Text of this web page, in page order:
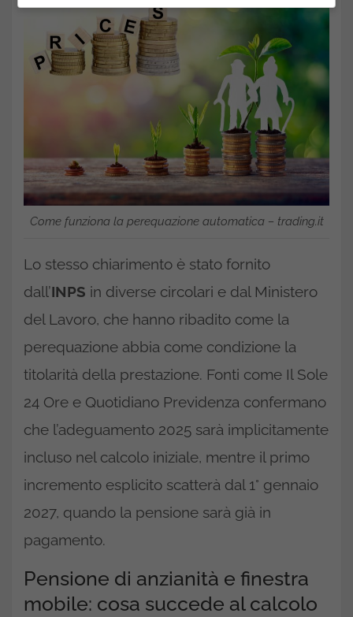
Come funziona la perequazione automatica – trading.it
Lo stesso chiarimento è stato fornito
dall’INPS in diverse circolari e dal Ministero
del Lavoro, che hanno ribadito come la
perequazione abbia come condizione la
titolarità della prestazione. Fonti come Il Sole
24 Ore e Quotidiano Previdenza confermano
che l’adeguamento 2025 sarà implicitamente
incluso nel calcolo iniziale, mentre il primo
incremento esplicito scatterà dal 1° gennaio
2027, quando la pensione sarà già in
pagamento.
Pensione di anzianità e finestra
mobile: cosa succede al calcolo